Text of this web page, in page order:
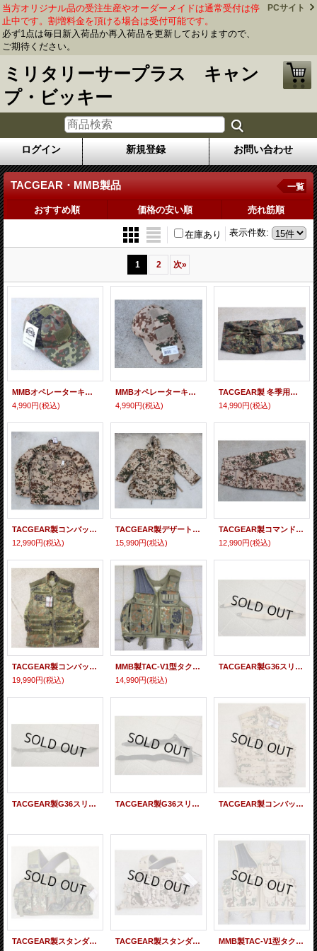
当方オリジナル品の受注生産やオーダーメイドは通常受付は停
止中です。割増料金を頂ける場合は受付可能です。
必ず1点は毎日新入荷品か再入荷品を更新しておりますので、
ご期待ください。
PCサイト
ミリタリーサープラス キャン
プ・ビッキー
ログイン 新規登録 お問い合わせ
TACGEAR・MMB製品 一覧
おすすめ順 価格の安い順 売れ筋順
表示件数:
在庫あり
1 2 次»
MMBオペレーターキャップ ドイツ連邦軍フレクター迷彩(フレック迷彩) 新品
4,990円(税込)
MMBオペレーターキャップ ドイツ連邦軍ヴィステン(デザートフレクター)迷彩 新品
4,990円(税込)
TACGEAR製 冬季用コマンドパンツ ドイツ連邦軍フレクター迷彩MEDIUM新品
14,990円(税込)
TACGEAR製コンバットシャツ ドイツ連邦軍デザートフレクター迷彩SMALL新品
12,990円(税込)
TACGEAR製デザートフレクター迷彩パラスモックLarge新品
15,990円(税込)
TACGEAR製コマンドパンツ ドイツ連邦軍デザートフレクター迷彩SMALL新品
12,990円(税込)
TACGEAR製コンバットベスト(Cryeレンジベスト コピー)ドイツ連邦軍フレクター迷彩(フレック迷彩)LARGE/X-LARGE新品(廃版品)
19,990円(税込)
MMB製TAC-V1型タクティカルベスト ドイツ連邦軍フレクター迷彩 新品
14,990円(税込)
TACGEAR製G36スリング カーキ新品
TACGEAR製G36スリングOD新品 TACGEAR製G36スリング黒 新品 TACGEAR製コンバットベスト(Cryeレンジベスト コピー)ドイツ連邦軍デザートフレクター迷彩(ヴィステン迷彩)SMALL/MEDIUM新品(廃版品)
TACGEAR製スタンダードチェストリグドイツ連邦軍ドイツ連邦軍フレクター迷彩（フレック迷彩）新品 TACGEAR製スタンダードチェストリグドイツ連邦軍デザートフレクター迷彩（ヴィステン迷彩）新品 MMB製TAC-V1型タクティカルベスト ドイツ連邦軍デザートフレクター迷彩新品